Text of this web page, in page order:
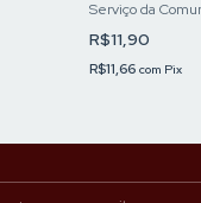
Serviço da
R$11,90
R$11,66 com Pix